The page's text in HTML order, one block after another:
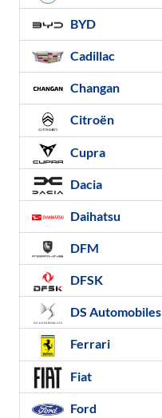
BYD
Cadillac
Changan
Citroën
Cupra
Dacia
Daihatsu
DFM
DFSK
DS Automobiles
Ferrari
Fiat
Ford